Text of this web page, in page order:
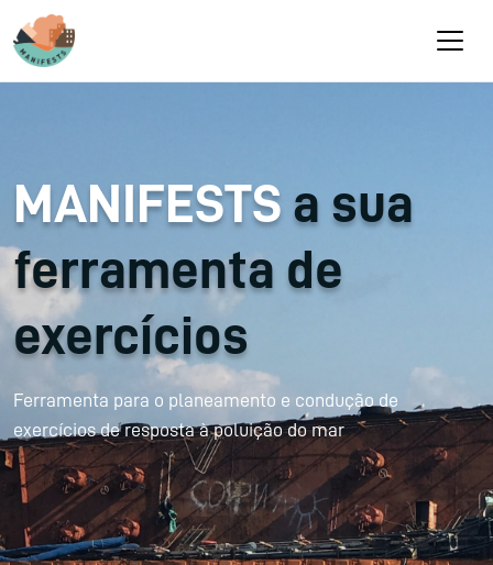
Passar para o conteúdo principal
MANIFESTS a sua
ferramenta de
exercícios
Ferramenta para o planeamento e condução de
exercícios de resposta à poluição do mar